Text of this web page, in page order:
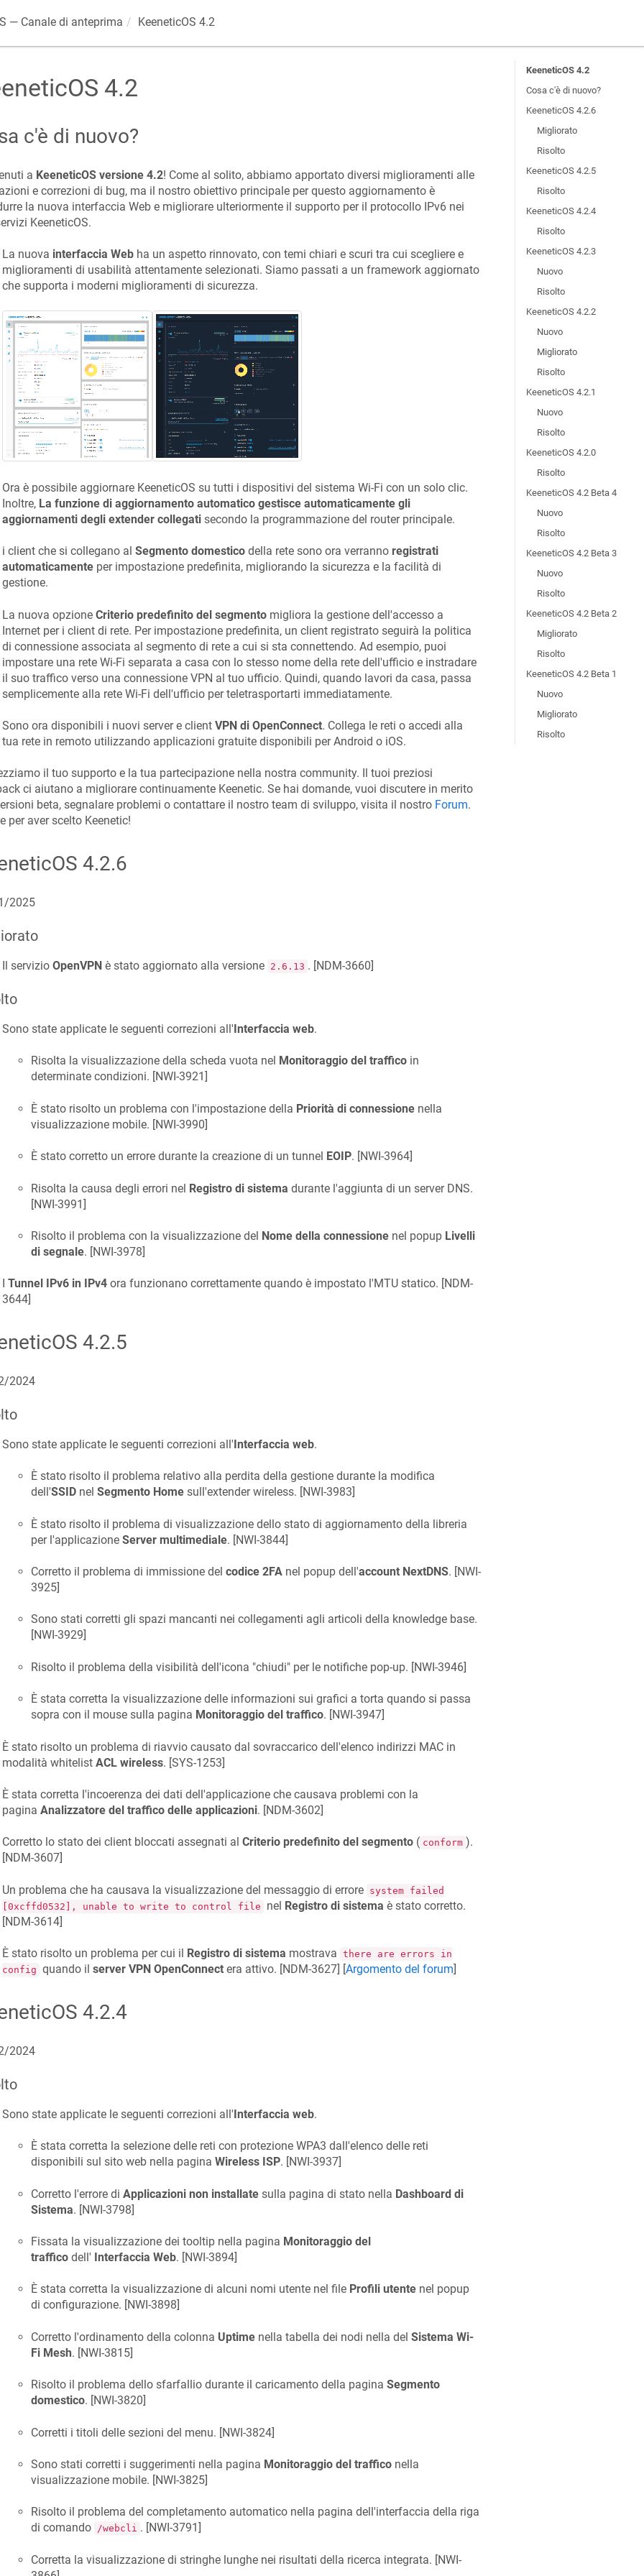
— Canale di anteprima KeeneticOS 4.2
4.2
c'è di nuovo?
a KeeneticOSversione 4.2! Come al solito, abbiamo apportato diversi miglioramenti alle
e correzioni di bug, ma il nostro obiettivo principale per questo aggiornamento è
la nuova interfaccia Web e migliorare ulteriormente il supporto per il protocollo IPv6 nei
KeeneticOS.
La nuova interfaccia Webha un aspetto rinnovato, con temi chiari e scuri tra cui scegliere e
miglioramenti di usabilità attentamente selezionati. Siamo passati a un framework aggiornato
che supporta i moderni miglioramenti di sicurezza.
Ora è possibile aggiornare KeeneticOS su tutti i dispositivi del sistema Wi-Fi con un solo clic.
Inoltre, La funzione di aggiornamento automatico gestisce automaticamente gli
aggiornamenti degli extender collegatisecondo la programmazione del router principale.
i client che si collegano al Segmento domesticodella rete sono ora verranno registrati
automaticamenteper impostazione predefinita, migliorando la sicurezza e la facilità di
gestione.
La nuova opzione Criterio predefinito del segmentomigliora la gestione dell'accesso a
Internet per i client di rete. Per impostazione predefinita, un client registrato seguirà la politica
di connessione associata al segmento di rete a cui si sta connettendo. Ad esempio, puoi
impostare una rete Wi-Fi separata a casa con lo stesso nome della rete dell'ufficio e instradare
il suo traffico verso una connessione VPN al tuo ufficio. Quindi, quando lavori da casa, passa
semplicemente alla rete Wi-Fi dell'ufficio per teletrasportarti immediatamente.
Sono ora disponibili i nuovi server e client VPN di OpenConnect. Collega le reti o accedi alla
tua rete in remoto utilizzando applicazioni gratuite disponibili per Android o iOS.
il tuo supporto e la tua partecipazione nella nostra community. Il tuoi preziosi
ci aiutano a migliorare continuamente Keenetic. Se hai domande, vuoi discutere in merito
beta, segnalare problemi o contattare il nostro team di sviluppo, visita il nostro Forum.
per aver scelto Keenetic!
4.2.6
2025
Il servizio OpenVPNè stato aggiornato alla versione 2.6.13 . [NDM-3660]
Sono state applicate le seguenti correzioni all'Interfaccia web.
Risolta la visualizzazione della scheda vuota nel Monitoraggio del trafficoin
determinate condizioni. [NWI-3921 ]
È stato risolto un problema con l'impostazione della Priorità di connessionenella
visualizzazione mobile. [NWI-3990]
È stato corretto un errore durante la creazione di un tunnel EOIP. [NWI-3964]
Risolta la causa degli errori nel Registro di sistema durante l'aggiunta di un server DNS.
[NWI-3991]
Risolto il problema con la visualizzazione del Nome della connessionenel popup Livelli
di segnale. [NWI-3978]
Tunnel IPv6 in IPv4ora funzionano correttamente quando è impostato l'MTU statico. [NDM-
3644]
4.2.5
2024
Sono state applicate le seguenti correzioni all'Interfaccia web.
È stato risolto il problema relativo alla perdita della gestione durante la modifica
dell'SSIDnel Segmento Homesull'extender wireless. [NWI-3983]
È stato risolto il problema di visualizzazione dello stato di aggiornamento della libreria
per l'applicazione Server multimediale. [NWI-3844]
Corretto il problema di immissione del codice 2FAnel popup dell'account NextDNS. [NWI-
3925]
Sono stati corretti gli spazi mancanti nei collegamenti agli articoli della knowledge base.
[NWI-3929]
Risolto il problema della visibilità dell'icona "chiudi" per le notifiche pop-up. [NWI-3946]
È stata corretta la visualizzazione delle informazioni sui grafici a torta quando si passa
sopra con il mouse sulla pagina Monitoraggio del traffico. [NWI-3947]
È stato risolto un problema di riavvio causato dal sovraccarico dell'elenco indirizzi MAC in
modalità whitelist ACL wireless. [SYS-1253]
È stata corretta l'incoerenza dei dati dell'applicazione che causava problemi con la
pagina Analizzatore del traffico delle applicazioni. [NDM-3602]
Corretto lo stato dei client bloccati assegnati al Criterio predefinito del segmento( conform ).
[NDM-3607]
Un problema che ha causava la visualizzazione del messaggio di errore system failed
[0xcffd0532], unable to write to control file
nel Registro di sistema è stato corretto.
[NDM-3614]
È stato risolto un problema per cui il Registro di sistema mostrava there are errors in
config quando il server VPN OpenConnectera attivo. [NDM-3627] [Argomento del forum]
4.2.4
2024
Sono state applicate le seguenti correzioni all'Interfaccia web.
È stata corretta la selezione delle reti con protezione WPA3 dall'elenco delle reti
disponibili sul sito web nella pagina Wireless ISP. [NWI-3937]
Corretto l'errore di Applicazioni non installatesulla pagina di stato nella Dashboard di
Sistema. [NWI-3798]
Fissata la visualizzazione dei tooltip nella pagina Monitoraggio del
trafficodell' Interfaccia Web. [NWI-3894]
È stata corretta la visualizzazione di alcuni nomi utente nel file Profili utentenel popup
di configurazione. [NWI-3898]
Corretto l'ordinamento della colonna Uptimenella tabella dei nodi nella del Sistema Wi-
Fi Mesh. [NWI-3815]
Risolto il problema dello sfarfallio durante il caricamento della pagina Segmento
domestico. [NWI-3820]
Corretti i titoli delle sezioni del menu. [NWI-3824]
Sono stati corretti i suggerimenti nella pagina Monitoraggio del trafficonella
visualizzazione mobile. [NWI-3825]
Risolto il problema del completamento automatico nella pagina dell'interfaccia della riga
di comando /webcli . [NWI-3791 ]
Corretta la visualizzazione di stringhe lunghe nei risultati della ricerca integrata. [NWI-
KeeneticOS 4.2
Cosa c'è di nuovo?
KeeneticOS 4.2.6
Migliorato
Risolto
KeeneticOS 4.2.5
Risolto
KeeneticOS 4.2.4
Risolto
KeeneticOS 4.2.3
Nuovo
Risolto
KeeneticOS 4.2.2
Nuovo
Migliorato
Risolto
KeeneticOS 4.2.1
Nuovo
Risolto
KeeneticOS 4.2.0
Risolto
KeeneticOS 4.2 Beta 4
Nuovo
Risolto
KeeneticOS 4.2 Beta 3
Nuovo
Risolto
KeeneticOS 4.2 Beta 2
Migliorato
Risolto
KeeneticOS 4.2 Beta 1
Nuovo
Migliorato
Risolto